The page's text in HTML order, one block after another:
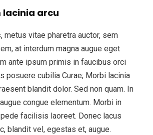
lacinia arcu
metus vitae pharetra auctor, sem
at interdum magna augue eget
ante ipsum primis in faucibus orci
posuere cubilia Curae; Morbi lacinia
blandit dolor. Sed non quam. In
congue elementum. Morbi in
facilisis laoreet. Donec lacus
blandit vel, egestas et, augue.